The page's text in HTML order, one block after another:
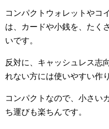
コンパクトウォレットやコ
は、カードや小銭を、たく
いです。
反対に、キャッシュレス志
れない方には使いやすい作
コンパクトなので、小さい
ち運びも楽ちんです。